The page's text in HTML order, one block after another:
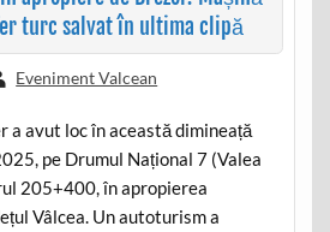
turc salvat în ultima clipă
Eveniment Valcean
a avut loc în această dimineață
pe Drumul Național 7 (Valea
205+400, în apropierea
Vâlcea. Un autoturism a